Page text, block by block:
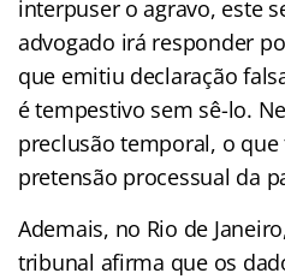
interpuser o agravo, este
advogado irá responder
que emitiu declaração
é tempestivo sem sê-lo.
preclusão temporal, o
pretensão processual da
Ademais, no Rio de
tribunal afirma que os